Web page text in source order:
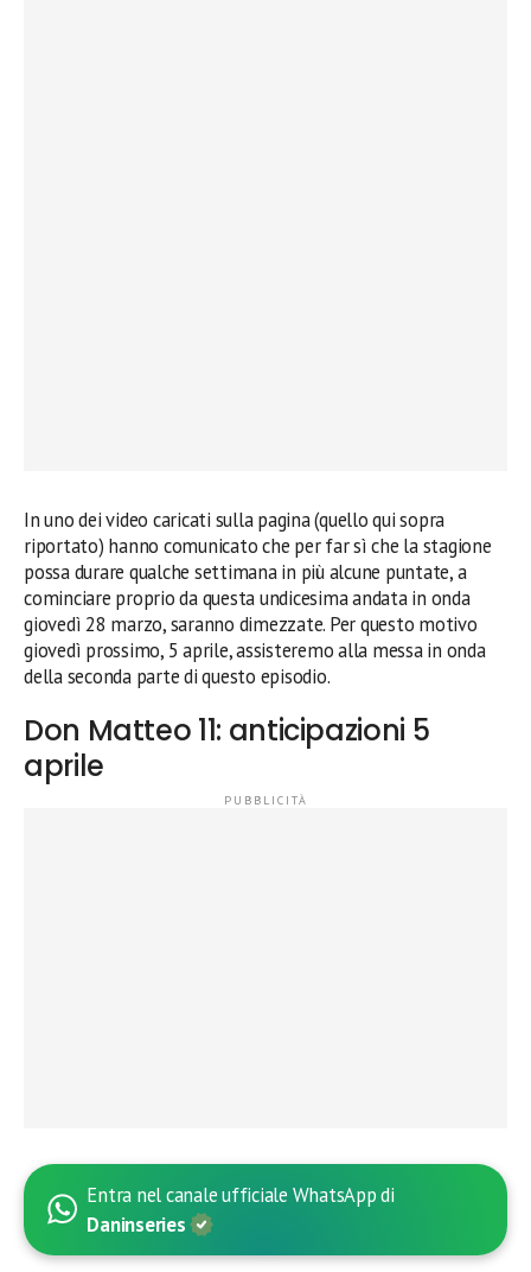
In uno dei video caricati sulla pagina (quello qui sopra
riportato) hanno comunicato che per far sì che la stagione
possa durare qualche settimana in più alcune puntate, a
cominciare proprio da questa undicesima andata in onda
giovedì 28 marzo, saranno dimezzate. Per questo motivo
giovedì prossimo, 5 aprile, assisteremo alla messa in onda
della seconda parte di questo episodio.
Don Matteo 11: anticipazioni 5
aprile
Entra nel canale ufficiale WhatsApp di
Daninseries